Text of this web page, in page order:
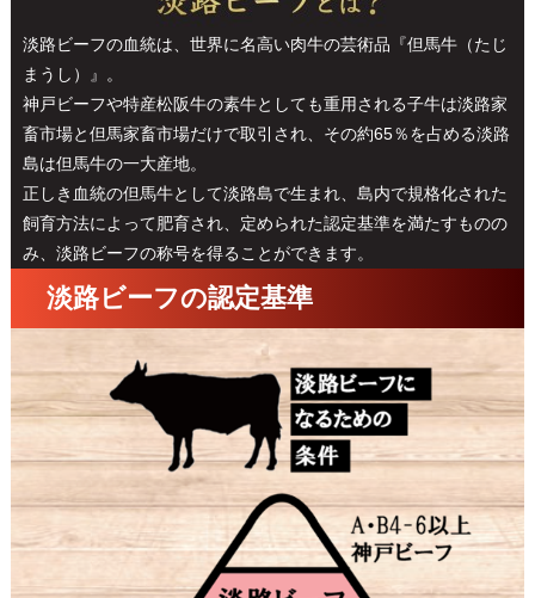
淡路ビーフの血統は、世界に名高い肉牛の芸術品『但馬牛（たじ
まうし）』。
神戸ビーフや特産松阪牛の素牛としても重用される子牛は淡路家
畜市場と但馬家畜市場だけで取引され、その約65％を占める淡路
島は但馬牛の一大産地。
正しき血統の但馬牛として淡路島で生まれ、島内で規格化された
飼育方法によって肥育され、定められた認定基準を満たすものの
み、淡路ビーフの称号を得ることができます。
淡路ビーフの認定基準